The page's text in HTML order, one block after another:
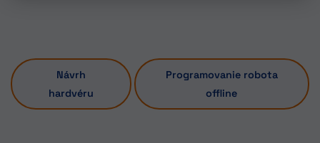
Návrh
hardvéru
Programovanie robota
offline